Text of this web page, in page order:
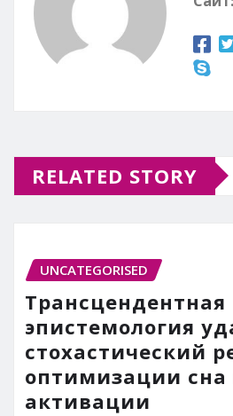
RELATED STORY
UNCATEGORISED
Трансцендентная
эпистемология
стохастический
оптимизации сна
активации